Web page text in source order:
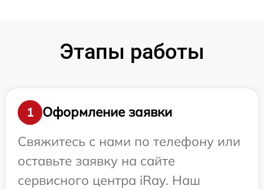
Этапы работы
1
Оформление заявки
Свяжитесь с нами по телефону или
оставьте заявку на сайте
сервисного центра iRay. Наш